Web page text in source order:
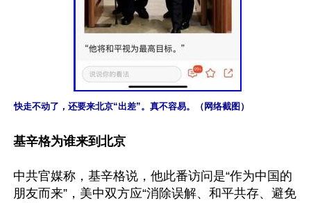
快走不动了，还要来北京“出差”。真不容易。（网络截图）
基辛格为谁来到北京
中共官媒称，基辛格说，他此番访问是“作为中国的
朋友而来”，美中双方应“消除误解、和平共存、避免